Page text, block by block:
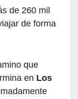
de 260 mil
de forma
que
en Los